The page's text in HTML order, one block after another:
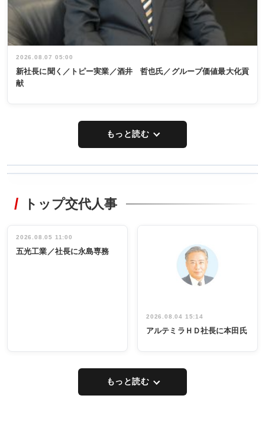
2026.08.07 05:00
新社長に聞く／トピー実業／酒井 哲也氏／グループ価値最大化貢
献
もっと読む
非鉄業界で
インタビュ
ー／社内ア
タックトレー
祝う 業界関
係者ら220人
出席
トップ交代人事
2026.08.05 11:00
五光工業／社長に永島専務
2026.08.04 15:14
アルテミラＨＤ社長に本田氏
もっと読む